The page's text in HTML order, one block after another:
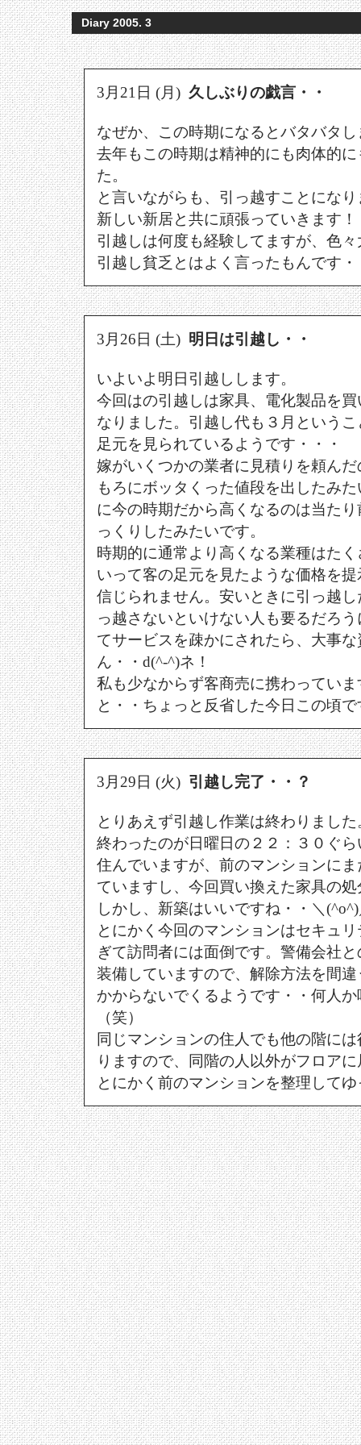
Diary 2005. 3
3月21日 (月) 久しぶりの戯言・・
なぜか、この時期になるとバタバタし
去年もこの時期は精神的にも肉体的
た。
と言いながらも、引っ越すことにな
新しい新居と共に頑張っていきます！
引越しは何度も経験してますが、色
引越し貧乏とはよく言ったもんです
3月26日 (土) 明日は引越し・・
いよいよ明日引越しします。
今回はの引越しは家具、電化製品を
なりました。引越し代も３月という
足元を見られているようです・・・
嫁がいくつかの業者に見積りを頼ん
もろにボッタくった値段を出したみ
に今の時期だから高くなるのは当た
っくりしたみたいです。
時期的に通常より高くなる業種はた
いって客の足元を見たような価格を
信じられません。安いときに引っ越
っ越さないといけない人も要るだろ
てサービスを疎かにされたら、大事
ん・・d(^-^)ネ！
私も少なからず客商売に携わってい
と・・ちょっと反省した今日この頃で
3月29日 (火) 引越し完了・・？
とりあえず引越し作業は終わりました
終わったのが日曜日の２２：３０ぐ
住んでいますが、前のマンションに
ていますし、今回買い換えた家具の
しかし、新築はいいですね・・＼
とにかく今回のマンションはセキュ
ぎて訪問者には面倒です。警備会社
装備していますので、解除方法を間
かからないでくるようです・・何人
（笑）
同じマンションの住人でも他の階に
りますので、同階の人以外がフロア
とにかく前のマンションを整理して